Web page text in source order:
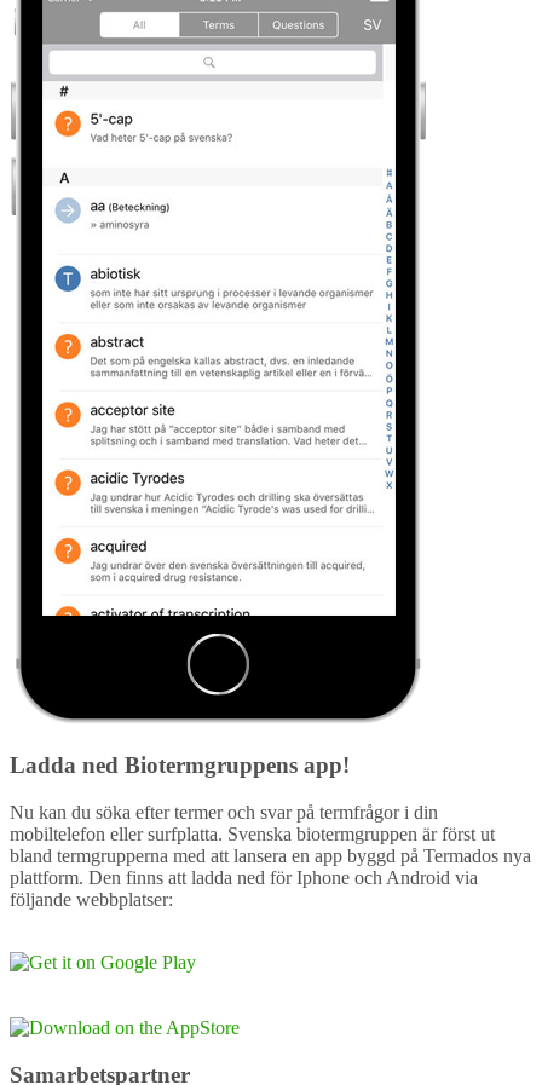
Ladda ned Biotermgruppens app!
Nu kan du söka efter termer och svar på termfrågor i din
mobiltelefon eller surfplatta. Svenska biotermgruppen är först ut
bland termgrupperna med att lansera en app byggd på Termados nya
plattform. Den finns att ladda ned för Iphone och Android via
följande webbplatser:
Samarbetspartner